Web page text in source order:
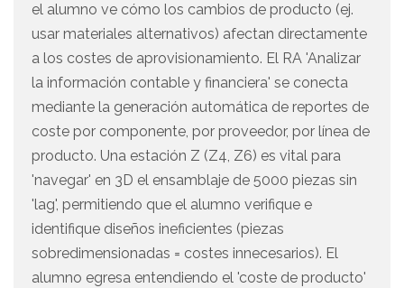
el alumno ve cómo los cambios de producto (ej.
usar materiales alternativos) afectan directamente
a los costes de aprovisionamiento. El RA 'Analizar
la información contable y financiera' se conecta
mediante la generación automática de reportes de
coste por componente, por proveedor, por línea de
producto. Una estación Z (Z4, Z6) es vital para
'navegar' en 3D el ensamblaje de 5000 piezas sin
'lag', permitiendo que el alumno verifique e
identifique diseños ineficientes (piezas
sobredimensionadas = costes innecesarios). El
alumno egresa entendiendo el 'coste de producto'